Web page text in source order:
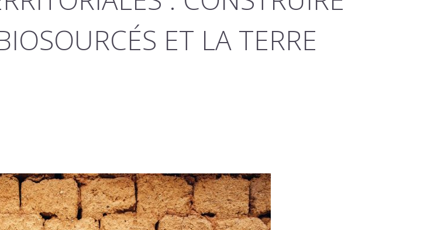
ET LA TERRE